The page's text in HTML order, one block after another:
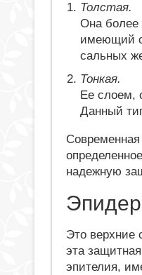
Толстая.
Она более
имеющий
сальных
Тонкая.
Ее слоем,
Данный
надежную
Это верхние
эта
эпителия,